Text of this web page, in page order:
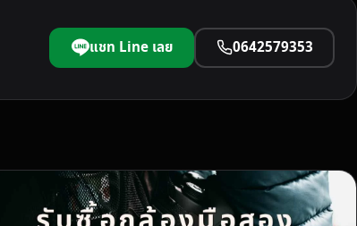
แชท Line เลย 0642579353